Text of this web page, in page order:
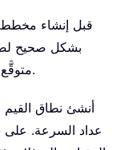
بشكل صحيح
متوقَّع، وتجنُّب الأخطاء الشائعة في التصور النهائي.
أنشئ نطاق
عداد السرعة. على